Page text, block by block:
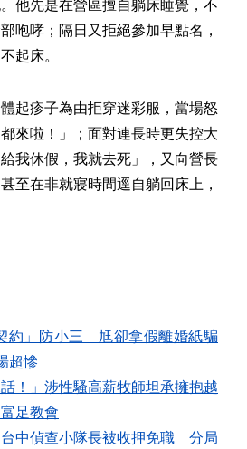
他先是在營區擅自躺床睡覺，不
咆哮；隔日又拒絕參加早點名，
起床。
起疹子為由拒穿迷彩服，當場怒
來啦！」；面對連長時更失控大
我休假，我就去死」，又向營長
至在非就寢時間逕自躺回床上，
約」防小三 尪卻拿假離婚紙騙
超慘
！」涉性騷高薪牧師坦承擁抱越
足教會
中偵查小隊長被收押免職 分局